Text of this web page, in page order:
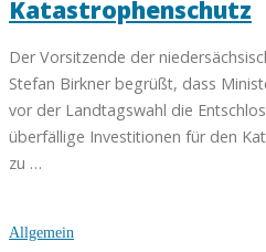
Katastrophenschutz
Der Vorsitzende der
Stefan Birkner begrüßt, dass
vor der Landtagswahl die
überfällige Investitionen für den
zu …
Allgemein